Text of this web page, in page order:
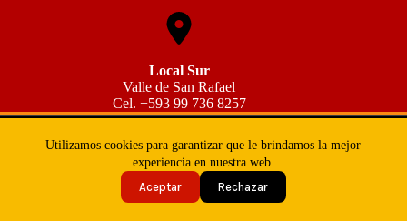
Utilizamos cookies para garantizar que le brindamos la mejor
experiencia en nuestra web.
Aceptar
Rechazar
Local Sur
Valle de San Rafael
Cel. +593 99 736 8257
Política de Privacidad
Política de Cookies
Términos y condiciones